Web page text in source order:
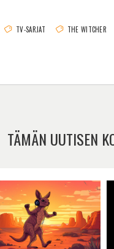
TV-SARJAT THE WITCHER
TÄMÄN UUTISEN